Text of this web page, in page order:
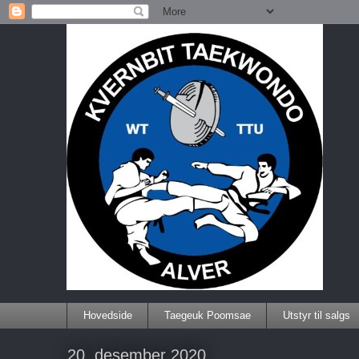
Hovedside Taegeuk Poomsae Utstyr til salgs
20. desember 2020